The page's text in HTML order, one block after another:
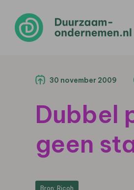
30 november 2009
Dubbel
geen
Bron: Ricoh